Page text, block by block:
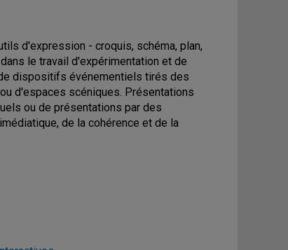
d'expression - croquis, schéma, plan,
le travail d'expérimentation et de
dispositifs événementiels tirés des
d'espaces scéniques. Présentations
ou de présentations par des
de la cohérence et de la